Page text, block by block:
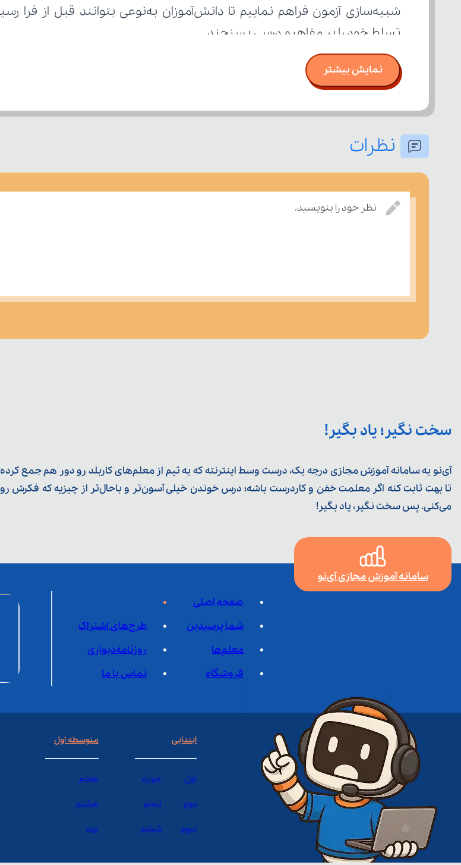
تسلط خود را بر مفاهیم درسی بسنجند.
نمایش بیشتر
نظرات
نظر خود را بنویسید.
سخت نگیر؛ یاد بگیر!
آی‌نو یه سامانه آموزش مجازی درجه یک، درست وسط اینترنته که یه تیم از معلم‌‌های کاربلد رو دور هم جمع کرده
تا بهت ثابت کنه اگر معلمت خفن و کاردرست باشه؛ درس خوندن خیلی آسون‌تر و باحال‌تر از چیزیه که فکرش رو
می‌کنی. پس سخت نگیر، یاد بگیر!
سامانه آموزش مجازی آی‌نو
صفحه اصلی
شما پرسیدین
طرح‌های اشتراک
معلم‌ها
روزنامه‌دیواری
فروشگاه
تماس با ما
ابتدایی
اول چهارم
دوم پنجم
سوم ششم
متوسطه اول
هفتم
هشتم
نهم